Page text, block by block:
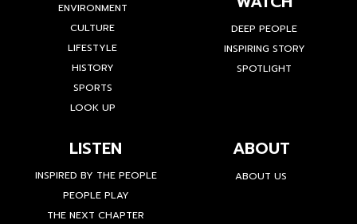
BUSINESS
ENVIRONMENT
CULTURE
LIFESTYLE
HISTORY
SPORTS
WATCH
DEEP PEOPLE
INSPIRING STORY
LISTEN
INSPIRED BY THE PEOPLE
PEOPLE PLAY
ABOUT